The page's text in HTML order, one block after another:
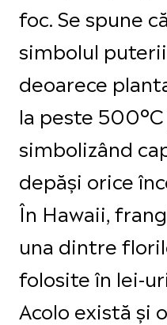
foc. Se spune
simbolul
deoarece
la peste
simbolizând
depăși orice
În Hawaii,
una dintre
folosite în lei-
Acolo există și